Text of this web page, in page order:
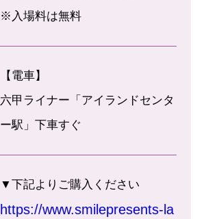
※入場料は無料
【電車】
六甲ライナー「アイランドセンタ
ー駅」下車すぐ
▼下記よりご購入ください
https://www.smilepresents-la